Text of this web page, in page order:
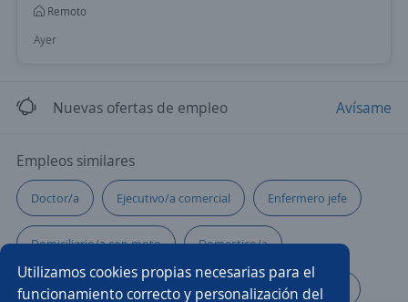
Utilizamos cookies propias necesarias para el
funcionamiento correcto y personalización del
Remoto
Ayer
Nuevas ofertas de empleo Avísame
Empleos similares
Doctor/a Ejecutivo/a comercial Enfermero jefe
Domiciliario/a con moto Domestico/a
Médico/a general Fisioterapeuta Nutricionista